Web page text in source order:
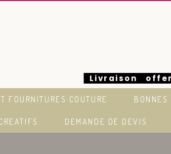
Livraison
euros
FOURNITURES COUTURE BONNES
DEMANDE DE DEVIS